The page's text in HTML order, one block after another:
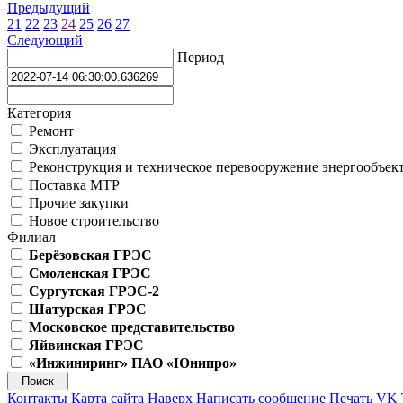
Предыдущий
21 22 23 24 25 26 27
Следующий
Период
Категория
Ремонт
Эксплуатация
Реконструкция и техническое перевооружение
Поставка МТР
Прочие закупки
Новое строительство
Филиал
Берёзовская ГРЭС
Смоленская ГРЭС
Сургутская ГРЭС-2
Шатурская ГРЭС
Московское представительство
Яйвинская ГРЭС
«Инжиниринг» ПАО «Юнипро»
Контакты Карта сайта Наверх Написать сообщение Печать VK